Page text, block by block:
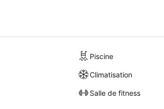
Piscine
Climatisation
Salle de fitness